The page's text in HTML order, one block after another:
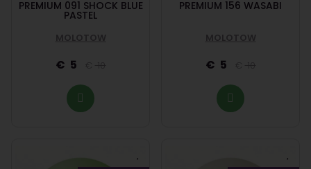
PREMIUM 091 SHOCK BLUE
PASTEL
MOLOTOW
5 10
PREMIUM 156 WASABI
MOLOTOW
5 10